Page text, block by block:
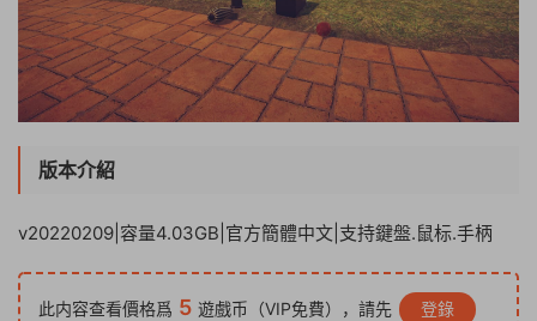
版本介紹
v20220209|容量4.03GB|官方簡體中文|支持鍵盤.鼠标.手柄
此内容查看價格爲 5 遊戲币（VIP免費），請先 登錄